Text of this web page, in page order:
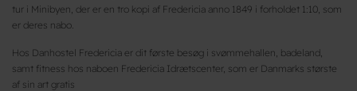
tur i Minibyen, der er en tro kopi af Fredericia anno 1849 i forholdet 1:10, som
er deres nabo.
Hos Danhostel Fredericia er dit første besøg i svømmehallen, badeland,
samt fitness hos naboen Fredericia Idrætscenter, som er Danmarks største
af sin art gratis